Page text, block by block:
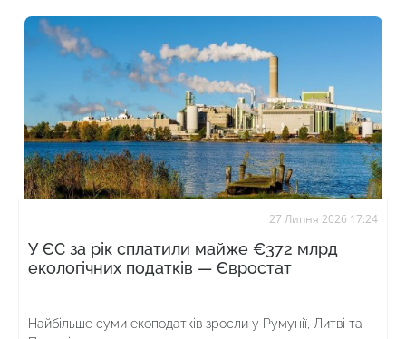
27 Липня 2026 17:24
У ЄС за рік сплатили майже €372 млрд
екологічних податків — Євростат
Найбільше суми екоподатків зросли у Румунії, Литві та